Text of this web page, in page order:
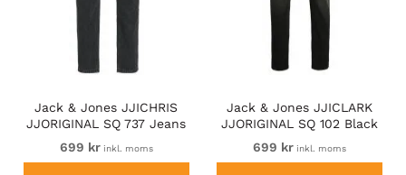
Jack & Jones JJICHRIS
JJORIGINAL SQ 737 Jeans
Black Denim
699 krinkl. moms
Jack & Jones JJICLARK
JJORIGINAL SQ 102 Black
Denim
699 kr inkl. moms